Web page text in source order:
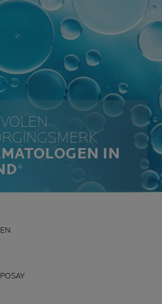
IN
*